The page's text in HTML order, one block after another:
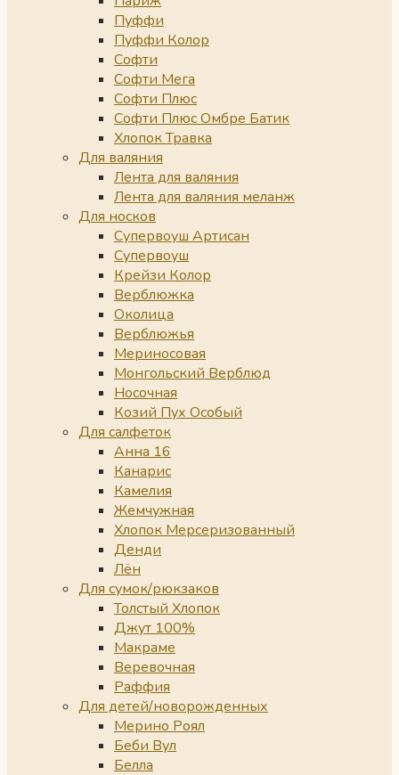
Пуффи
Пуффи Колор
Софти
Софти Мега
Софти Плюс
Софти Плюс Омбре Батик
Хлопок Травка
Для валяния
Лента для валяния
Лента для валяния меланж
Для носков
Супервоуш Артисан
Супервоуш
Крейзи Колор
Верблюжка
Околица
Верблюжья
Мериносовая
Монгольский Верблюд
Носочная
Козий Пух Особый
Для салфеток
Анна 16
Канарис
Камелия
Жемчужная
Хлопок Мерсеризованный
Денди
Лён
Для сумок/рюкзаков
Толстый Хлопок
Джут 100%
Макраме
Веревочная
Раффия
Для детей/новорожденных
Мерино Роял
Беби Вул
Белла